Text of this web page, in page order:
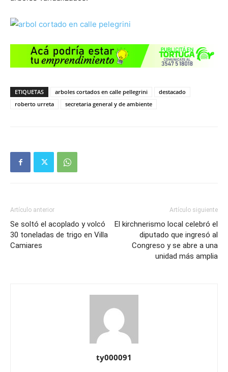
ETIQUETAS arboles cortados en calle pellegrini
destacado
roberto urreta
secretaria general y de ambiente
Artículo anterior
Se soltó el acoplado y volcó
30 toneladas de trigo en Villa
Camiares
Artículo siguiente
El kirchnerismo local celebró el
diputado que ingresó al
Congreso y se abre a una
unidad más amplia
ty000091